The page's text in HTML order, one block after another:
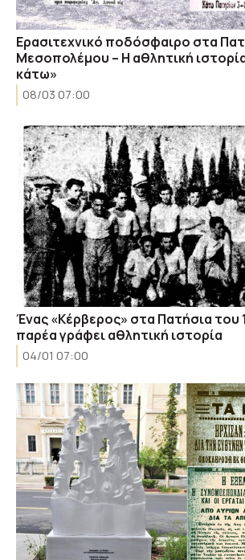
Ερασιτεχνικό ποδόσφαιρο στα
Μεσοπολέμου – Η αθλητική
κάτω»
08/03 07:00
Ένας «Κέρβερος» στα Πατήσια του
παρέα γράφει αθλητική ιστορία
04/01 07:00